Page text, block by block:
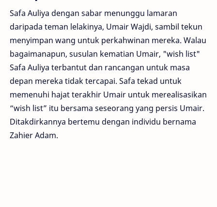
Safa Auliya dengan sabar menunggu lamaran
daripada teman lelakinya, Umair Wajdi, sambil tekun
menyimpan wang untuk perkahwinan mereka. Walau
bagaimanapun, susulan kematian Umair, "wish list"
Safa Auliya terbantut dan rancangan untuk masa
depan mereka tidak tercapai. Safa tekad untuk
memenuhi hajat terakhir Umair untuk merealisasikan
“wish list” itu bersama seseorang yang persis Umair.
Ditakdirkannya bertemu dengan individu bernama
Zahier Adam.